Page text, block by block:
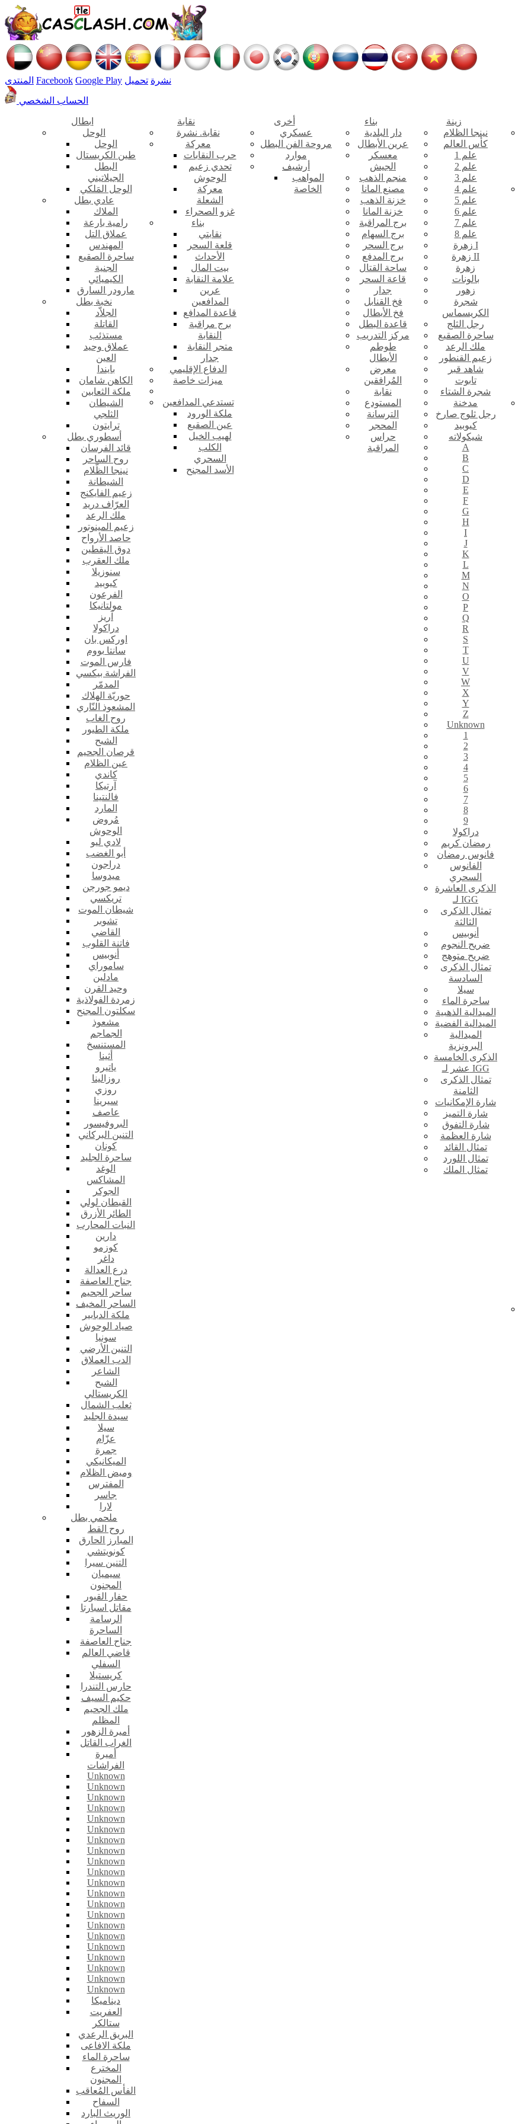
المنتدى Facebook Google Play نشرة تحميل
الحساب الشخصي
ابطال
الوحل
الوحل
طين الكريستال
البطل
الجيلاتيني
الوحل المَلكي
عادي بطل
الملاك
رامية بارعة
عملاق التل
المهندس
ساحرة الصقيع
الجنية
الكيميائي
مارودر السارق
نخبة بطل
الجلاّد
القاتلة
مستذئب
عملاق وحيد
العين
بايندا
الكاهن شامان
ملكة الثعابين
الشيطان
الثلجي
ترايتون
أسطوري بطل
قائد الفرسان
روح الساحر
نينجا الظّلام
الشيطانة
زعيم الفايكنج
العرّاف دريد
ملك الرعد
زعيم المينوتور
حاصد الأرواح
دوق اليقطين
ملك العقرب
سنوزيلا
كيوبيد
الفرعون
مولتانيكا
آريز
دراكولا
اوركس بان
سانتا بووم
فارس الموت
الفراشة بيكسي
المدمّر
حوريّة الهلاك
المشعوذ النّاري
روح الغاب
ملكة الطيور
الشبح
قرصان الجحيم
عين الظلام
كاندي
آرتيكا
فالنتينا
المارد
مُروض
الوحوش
لادي ليو
أبو الغضب
دراجون
ميدوسا
ديمو جورجن
تريكسي
شيطان الموت
تشوبر
القاضي
فاتنة القلوب
أنوبيس
ساموراي
مادلين
وحيد القرن
زمردة الفولاذية
سكلتون المجنح
مشعوذ
الجماجم
المستنسخ
أثينا
ياتيرو
روزالينا
روزي
سيرينا
عاصف
البروفيسور
التنين البركاني
كونان
ساحرة الجليد
الوغد
المشاكس
الجوكر
القبطان لولي
الطائر الأزرق
النبات المحارب
دارين
كوزمو
داغر
درع العدالة
جناح العاصفة
ساحر الجحيم
الساحر المخيف
ملكة الدبابير
صياد الوحوش
سونيا
التنين الأرضي
الدب العملاق
الشاعر
الشبح
الكريستالي
ثعلب الشمال
سيدة الجليد
سيلا
عزّام
جمرة
الميكانيكي
وميض الظلام
المفترس
جاسر
لارا
ملحمي بطل
روح القط
المبارز الحارق
كونويتشي
التنين سيرا
سيميان
المجنون
حفار القبور
مقاتل اسبارتا
الرسامة
الساحرة
جناح العاصفة
قاضي العالم
السفلي
كريستيلا
حارس التندرا
حكيم السيف
ملك الجحيم
المظلم
أميرة الزهور
الغراب القاتل
أميرة
الفراشات
Unknown
Unknown
Unknown
Unknown
Unknown
Unknown
Unknown
Unknown
Unknown
Unknown
Unknown
Unknown
Unknown
Unknown
Unknown
Unknown
Unknown
Unknown
Unknown
Unknown
Unknown
ديناميكا
العفريت
ستالكر
البريق الرعدي
ملكة الافاعى
ساحرة الماء
المخترع
المجنون
الفأس المُعاقب
السفاح
الوريث البارد
نقابة
نقابة. نشرة
معركة
حرب النقابات
تحدي زعيم
الوحوش
معركة
الشعلة
غزو الصحراء
بناء
نقابتي
قلعة السحر
الأحداث
بيت المال
علامة النقابة
عرين
المدافعين
قاعدة المدافع
برج مراقبة
النقابة
متجر النقابة
جدار
الدفاع الإقليمي
ميزات خاصة
تستدعي المدافعين
ملكة الورود
عين الصقيع
لهيب الخيل
الكلب
السحري
الأسد المجنح
أخرى
عسكري
مروحة الفن البطل
موارد
أرشيف
المواهب
الخاصة
بناء
دار البلدية
عرين الأبطال
معسكر
الجيش
منجم الذهب
مصنع المانا
خزنة الذهب
خزنة المانا
برج المراقبة
برج السهام
برج السحر
برج المدفع
ساحة القتال
قاعة السحر
جدار
فخ القنابل
فخ الأبطال
قاعدة البطل
مركز التدريب
طوطم
الأبطال
معرض
المُرافقين
نقابة
المستودع
الترسانة
المحجر
حراس
المراقبة
زينة
نينجا الظلام
كأس العالم
علم 1
علم 2
علم 3
علم 4
علم 5
علم 6
علم 7
علم 8
زهرة I
زهرة II
زهرة
بالونات
زهور
شجرة
الكريسماس
رجل الثلج
ساحرة الصقيع
ملك الرعد
زعيم القنطور
شاهد قبر
تابوت
شجرة الشتاء
مدخنة
رجل ثلوج صارخ
كيوبيد
شيكولاته
A
B
C
D
E
F
G
H
I
J
K
L
M
N
O
P
Q
R
S
T
U
V
W
X
Y
Z
Unknown
1
2
3
4
5
6
7
8
9
دراكولا
رمضان كريم
فانوس رمضان
الفانوس
السحري
الذكرى العاشرة
لـ IGG
تمثال الذكرى
الثالثة
أنوبيس
ضريح النجوم
ضريح متوهج
تمثال الذكرى
السادسة
سيلا
ساحرة الماء
الميدالية الذهبية
الميدالية الفضية
الميدالية
البرونزية
الذكرى الخامسة
عشر لـ IGG
تمثال الذكرى
الثامنة
شارة الإمكانيات
شارة التميز
شارة التفوق
شارة العظمة
تمثال القائد
تمثال اللورد
تمثال الملك